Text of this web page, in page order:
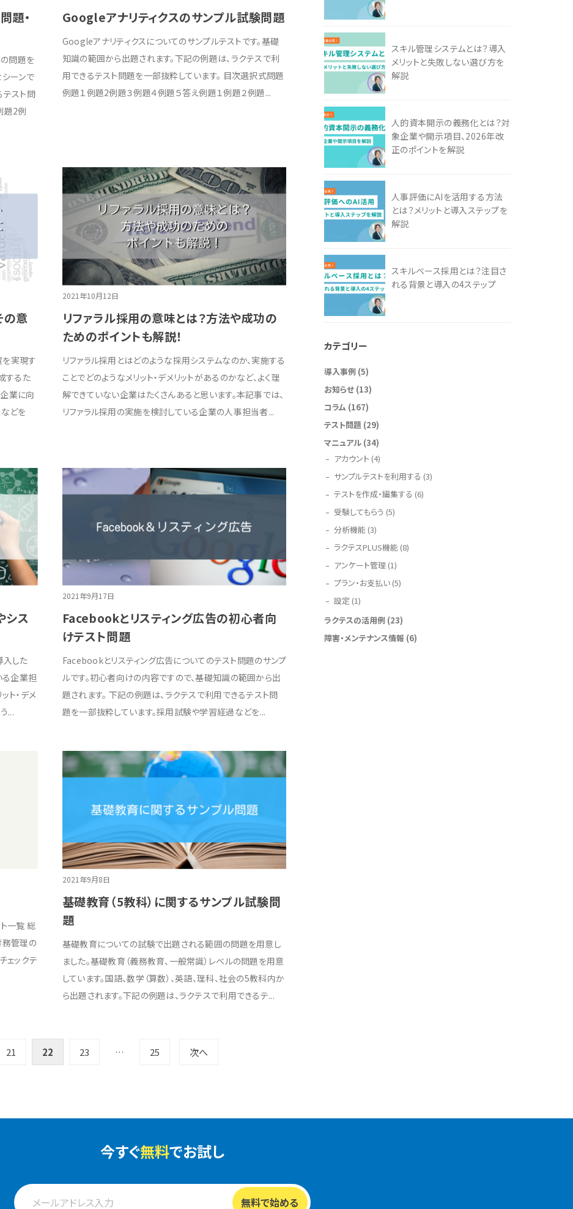
題・
問題を
ーンで
テスト問
題2例
Googleアナリティクスのサンプル試験問題
Googleアナリティクスについてのサンプルテストです。基礎
知識の範囲から出題されます。下記の例題は、ラクテスで利
用できるテスト問題を一部抜粋しています。 目次選択式問題
例題１例題2例題３例題４例題５答え例題１例題２例題...
の意
実現す
するた
業に向
どを
2021年10月12日
リファラル採用の意味とは？方法や成功の
ためのポイントも解説！
リファラル採用とはどのような採用システムなのか、実施する
ことでどのようなメリット・デメリットがあるのかなど、よく理
解できていない企業はたくさんあると思います。本記事では、
リファラル採用の実施を検討している企業の人事担当者...
シス
入した
る企業担
ト・デメ
...
2021年9月17日
Facebookとリスティング広告の初心者向
けテスト問題
Facebookとリスティング広告についてのテスト問題のサンプ
ルです。初心者向けの内容ですので、基礎知識の範囲から出
題されます。 下記の例題は、ラクテスで利用できるテスト問
題を一部抜粋しています。採用試験や学習経過などを...
一覧 総
務管理の
ェックテ
2021年9月8日
基礎教育（5教科）に関するサンプル試験問
題
基礎教育についての試験で出題される範囲の問題を用意し
ました。基礎教育（義務教育、一般常識）レベルの問題を用意
しています。国語、数学（算数）、英語、理科、社会の5教科内か
ら出題されます。下記の例題は、ラクテスで利用できるテ...
21 22 23 … 25 次へ
スキル管理システムとは？導入
メリットと失敗しない選び方を
解説
人的資本開示の義務化とは？対
象企業や開示項目、2026年改
正のポイントを解説
人事評価にAIを活用する方法
とは？メリットと導入ステップを
解説
スキルベース採用とは？注目さ
れる背景と導入の4ステップ
カテゴリー
導入事例(5)
お知らせ(13)
コラム(167)
テスト問題 (29)
マニュアル(34)
アカウント (4)
サンプルテストを利用する (3)
テストを作成・編集する (6)
受験してもらう (5)
分析機能 (3)
ラクテスPLUS機能 (8)
アンケート管理(1)
プラン・お支払い(5)
設定 (1)
ラクテスの活用例(23)
障害・メンテナンス情報 (6)
今すぐ無料でお試し